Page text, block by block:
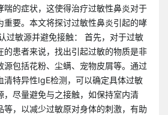
喘的症状，这使得治疗过敏性鼻炎对于
重要。本文将探讨过敏性鼻炎引起的哮
过敏源并避免接触： 首先，对于过敏
的患者来说，找出引起过敏的物质是非
源包括花粉、尘螨、宠物皮屑等。通过
清特异性IgE检测，可以确定具体过敏
，尽量避免与之接触，如保持室内清
等，以减少过敏原对身体的刺激，有助